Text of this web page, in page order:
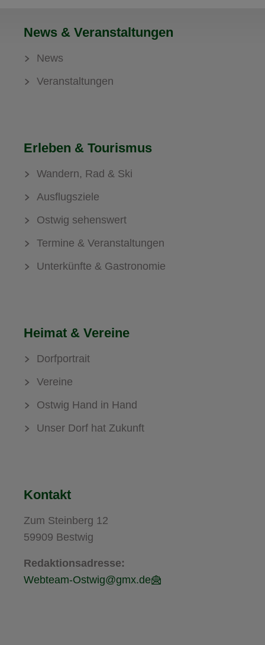
News & Veranstaltungen
News
Veranstaltungen
Erleben & Tourismus
Wandern, Rad & Ski
Ausflugsziele
Ostwig sehenswert
Termine & Veranstaltungen
Unterkünfte & Gastronomie
Heimat & Vereine
Dorfportrait
Vereine
Ostwig Hand in Hand
Unser Dorf hat Zukunft
Kontakt
Zum Steinberg 12
59909 Bestwig
Redaktionsadresse:
Webteam-Ostwig@gmx.de